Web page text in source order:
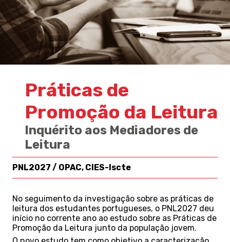
Práticas de
Promoção da Leitura
Inquérito aos Mediadores de
Leitura
PNL2027 / OPAC, CIES-Iscte
No seguimento da investigação sobre as práticas de
leitura dos estudantes portugueses, o PNL2027 deu
início no corrente ano ao estudo sobre as Práticas de
Promoção da Leitura junto da população jovem.